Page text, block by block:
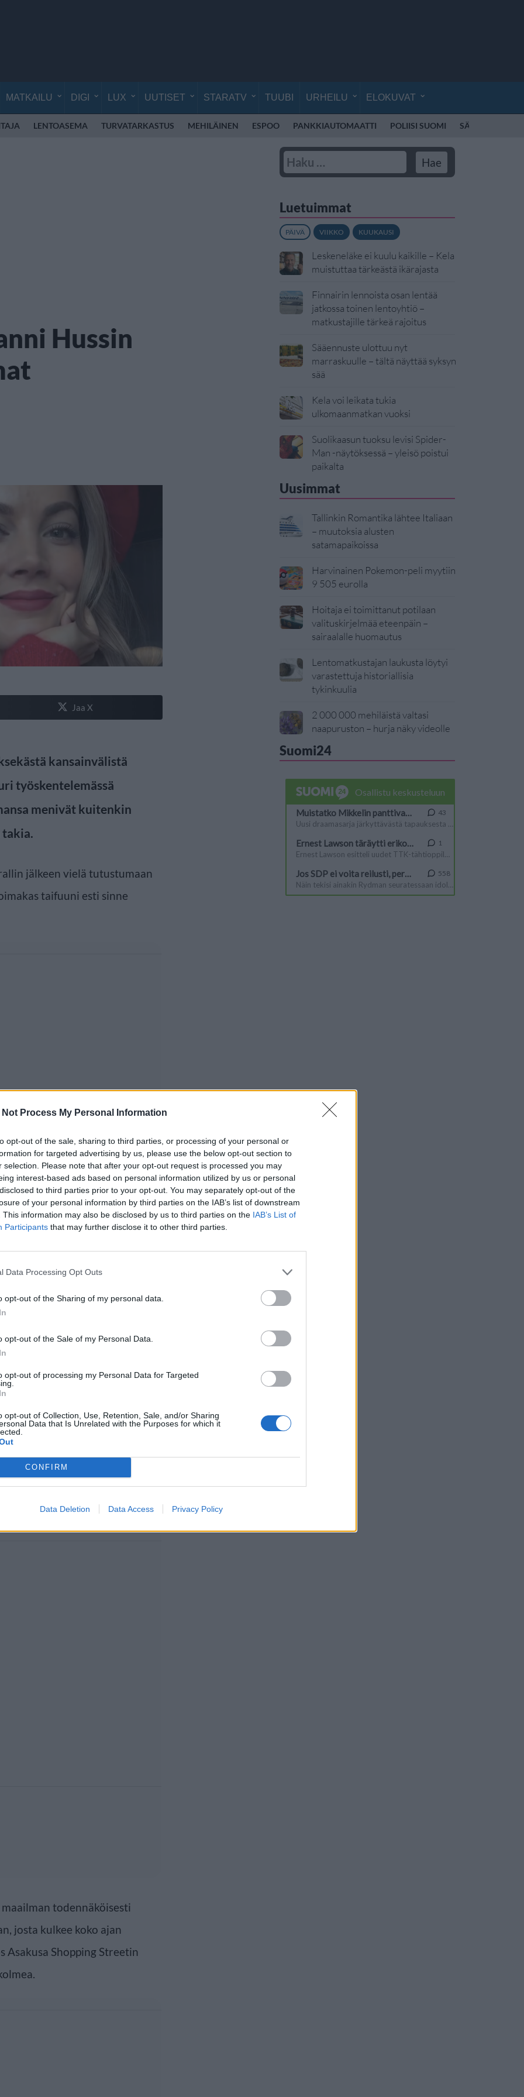
Not Process My Personal Information
opt-out of the sale, sharing to third parties, or processing of your personal or
for targeted advertising by us, please use the below opt-out section to
selection. Please note that after your opt-out request is processed you may
interest-based ads based on personal information utilized by us or personal
to third parties prior to your opt-out. You may separately opt-out of the
of your personal information by third parties on the IAB’s list of downstream
This information may also be disclosed by us to third parties on the IAB’s List of
Participants that may further disclose it to other third parties.
Data Processing Opt Outs
opt-out of the Sharing of my personal data.
opt-out of the Sale of my Personal Data.
opt-out of processing my Personal Data for Targeted
opt-out of Collection, Use, Retention, Sale, and/or Sharing
Data that Is Unrelated with the Purposes for which it
CONFIRM
Data Deletion Data Access Privacy Policy
MATKAILU DIGI LUX UUTISET STARATV TUUBI URHEILU ELOKUVAT
LENTOASEMA TURVATARKASTUS MEHILÄINEN ESPOO PANKKIAUTOMAATTI POLIISI SUOMI
Hussin
Jaa X
kansainvälistä
työskentelemässä
menivät kuitenkin
jälkeen vielä tutustumaan
taifuuni esti sinne
tutustua alunperin
ja sen nähtävyyksiin.
sillä nousevan auringon
nähtävää.
huippunopealla
tutustumassa esimerkiksi
joita hän kehui vuolaasti.
todennäköisesti
josta kulkee koko ajan
Asakusa Shopping Streetin
Luetuimmat
PÄIVÄ VIIKKO KUUKAUSI
Leskeneläke ei kuulu kaikille – Kela
muistuttaa tärkeästä ikärajasta
Finnairin lennoista osan lentää
jatkossa toinen lentoyhtiö –
matkustajille tärkeä rajoitus
Sääennuste ulottuu nyt
marraskuulle – tältä näyttää syksyn
sää
Kela voi leikata tukia
ulkomaanmatkan vuoksi
Suolikaasun tuoksu levisi Spider-
Man -näytöksessä – yleisö poistui
paikalta
Uusimmat
Tallinkin Romantika lähtee Italiaan
– muutoksia alusten
satamapaikoissa
Harvinainen Pokemon-peli myytiin
9 505 eurolla
Hoitaja ei toimittanut potilaan
valituskirjelmää eteenpäin –
sairaalalle huomautus
Lentomatkustajan laukusta löytyi
varastettuja historiallisia
tykinkuulia
2 000 000 mehiläistä valtasi
naapuruston – hurja näky videolle
Suomi24